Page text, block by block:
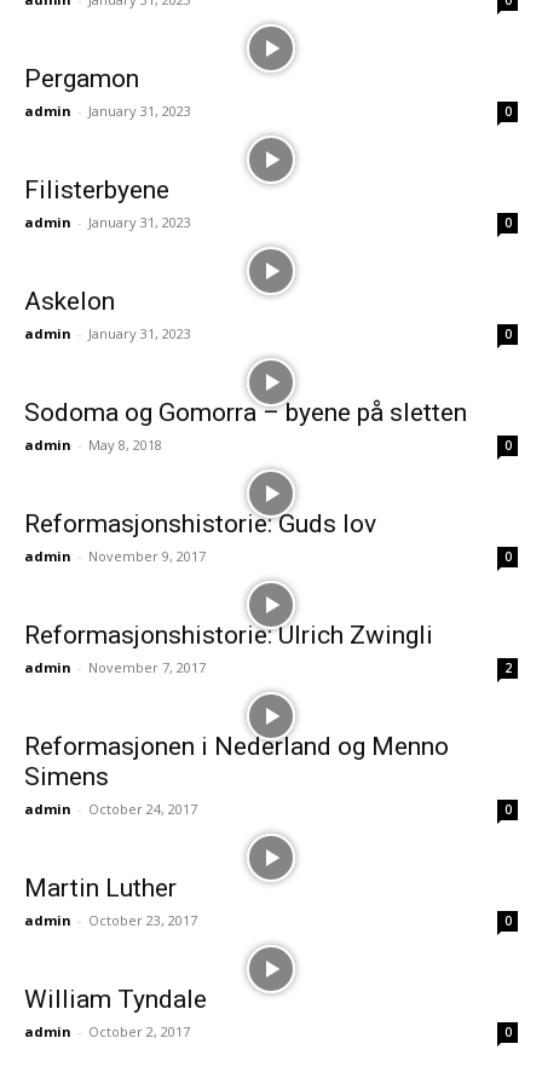
Pergamon
admin - January 31, 2023 0
Filisterbyene
admin - January 31, 2023 0
Askelon
admin - January 31, 2023 0
Sodoma og Gomorra – byene på sletten
admin - May 8, 2018 0
Reformasjonshistorie: Guds lov
admin - November 9, 2017 0
Reformasjonshistorie: Ulrich Zwingli
admin - November 7, 2017 2
Reformasjonen i Nederland og Menno
Simens
admin - October 24, 2017 0
Martin Luther
admin - October 23, 2017 0
William Tyndale
admin - October 2, 2017 0